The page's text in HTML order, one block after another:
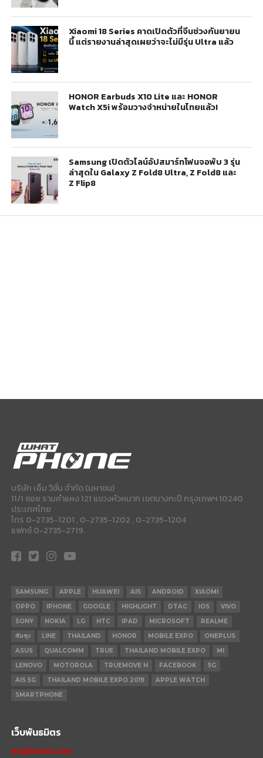
Xiaomi 18 Series คาดเปิดตัวที่จีนช่วงกันยายน
นี้ แต่รายงานล่าสุดเผยว่าจะไม่มีรุ่น Ultra แล้ว
HONOR Earbuds X10 Lite และ HONOR
Watch X5i พร้อมวางจำหน่ายในไทยแล้ว!
Samsung เปิดตัวไลน์อัปสมาร์ทโฟนจอพับ 3 รุ่น
ล่าสุดใน Galaxy Z Fold8 Ultra, Z Fold8 และ
Z Flip8
บริษัท เอ็ม วิชั่น จำกัด (มหาชน)
11/1 ซอย รามคำแหง 121 แขวงหัวหมาก เขตบางกะปี กรุงเทพฯ 10240
ประเทศไทย
โทร 0-2735-1201 , 0-2735-1202 , 0-2735-1204
แฟกซ์ 0-2735-2719.
SAMSUNG APPLE HUAWEI AIS ANDROID
XIAOMI
OPPO
IPHONE GOOGLE HIGHLIGHT DTAC IOS
VIVO
SONY
NOKIA LG HTC IPAD MICROSOFT
REALME
ซัมซุง
LINE THAILAND HONOR MOBILE EXPO
ONEPLUS
ASUS
QUALCOMM TRUE THAILAND MOBILE EXPO
MI
LENOVO
MOTOROLA TRUEMOVE H FACEBOOK
5G
AIS 5G
THAILAND MOBILE EXPO 2019
APPLE WATCH
SMARTPHONE
เว็บพันธมิตร
mxphone.com